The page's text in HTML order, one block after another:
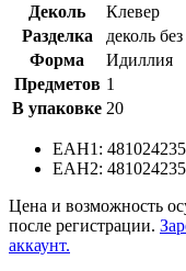
Деколь
Клевер
Разделка
деколь
Форма
Идиллия
Предметов 1
В упаковке 20
EAH1:
EAH2:
Цена и возможность
после регистрации.
аккаунт.